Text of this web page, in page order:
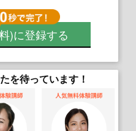
)に登録する
を待っています！